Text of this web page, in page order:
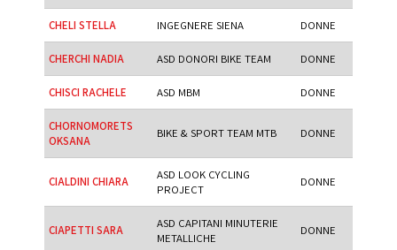
CHELI STELLA INGEGNERE SIENA DONNE
CHERCHI NADIA ASD DONORI BIKE TEAM DONNE
CHISCI RACHELE ASD MBM DONNE
CHORNOMORETS
OKSANA
BIKE & SPORT TEAM MTB DONNE
CIALDINI CHIARA
ASD LOOK CYCLING
PROJECT
DONNE
CIAPETTI SARA
ASD CAPITANI MINUTERIE
METALLICHE
DONNE